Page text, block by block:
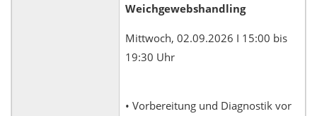
Weichgewebshandling
Mittwoch, 02.09.2026 I 15:00 bis
19:30 Uhr
• Vorbereitung und Diagnostik vor